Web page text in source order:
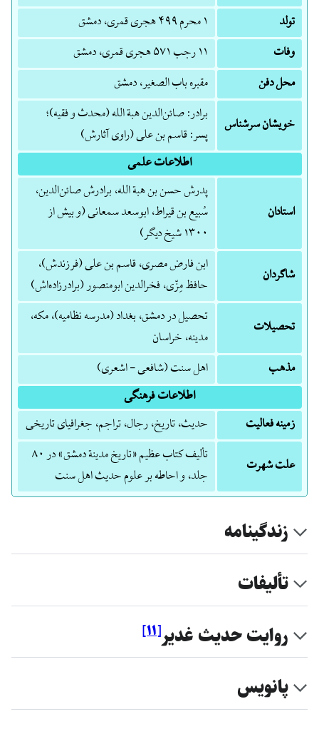
تولد
۱ محرم ۴۹۹ هجری قمری، دمشق
وفات
۱۱ رجب ۵۷۱ هجری قمری، دمشق
محل دفن
مقبره باب الصغیر، دمشق
خویشان سرشناس
برادر: صائن‌الدین هبة الله (محدث و فقیه)؛
پسر: قاسم بن علی (راوی آثارش)
اطلاعات علمی
استادان
پدرش حسن بن هبة الله، برادرش صائن‌الدین،
سُبیع بن قیراط، ابوسعد سمعانی (و بیش از
۱۳۰۰ شیخ دیگر)
شاگردان
ابن فارض مصری، قاسم بن علی (فرزندش)،
حافظ مِزّی، فخرالدین ابومنصور (برادرزاده‌اش)
تحصیلات
تحصیل در دمشق، بغداد (مدرسه نظامیه)، مکه،
مدینه، خراسان
مذهب
اهل سنت (شافعی - اشعری)
اطلاعات فرهنگی
زمینه فعالیت
حدیث، تاریخ، رجال، تراجم، جغرافیای تاریخی
علت شهرت
تألیف کتاب عظیم «تاریخ مدینة دمشق» در ۸۰
جلد، و احاطه بر علوم حدیث اهل سنت
زندگینامه
تألیفات
روايت حديث غدير[۱۱]
پانویس